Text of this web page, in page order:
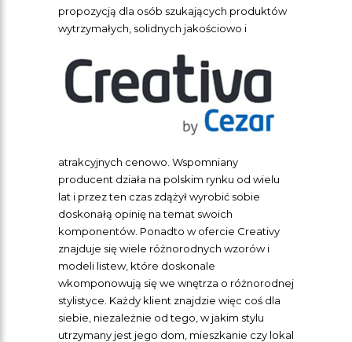
propozycją dla osób szukających produktów
wytrzymałych, solidnych jakościowo i
atrakcyjnych cenowo. Wspomniany
producent działa na polskim rynku od wielu
lat i przez ten czas zdążył wyrobić sobie
doskonałą opinię na temat swoich
komponentów. Ponadto w ofercie Creativy
znajduje się wiele różnorodnych wzorów i
modeli listew, które doskonale
wkomponowują się we wnętrza o różnorodnej
stylistyce. Każdy klient znajdzie więc coś dla
siebie, niezależnie od tego, w jakim stylu
utrzymany jest jego dom, mieszkanie czy lokal